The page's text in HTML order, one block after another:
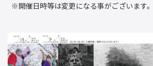
※開催日時等は変更になる事がございます